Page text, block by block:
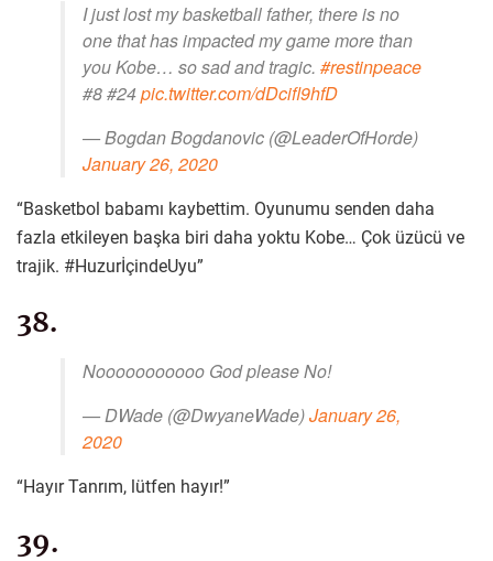
I just lost my basketball father, there is no
one that has impacted my game more than
you Kobe… so sad and tragic. #restinpeace
#8 #24pic.twitter.com/dDcifl9hfD
— Bogdan Bogdanovic (@LeaderOfHorde)
January 26, 2020
“Basketbol babamı kaybettim. Oyunumu senden daha
fazla etkileyen başka biri daha yoktu Kobe… Çok üzücü ve
trajik. #HuzurİçindeUyu”
38.
Nooooooooooo God please No!
— DWade (@DwyaneWade)January 26,
2020
“Hayır Tanrım, lütfen hayır!”
39.